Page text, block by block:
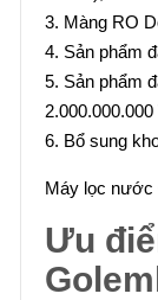
3. Màng RO
4. Sản phẩm
5. Sản phẩm
6. Bổ sung
Máy lọc nước
Ưu